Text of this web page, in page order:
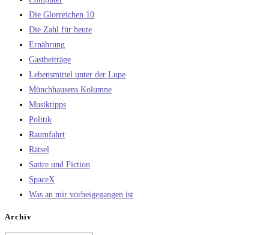
Die Glorreichen 10
Die Zahl für heute
Ernährung
Gastbeiträge
Lebensmittel unter der Lupe
Münchhausens Kolumne
Musiktipps
Politik
Raumfahrt
Rätsel
Satire und Fiction
SpaceX
Was an mir vorbeigegangen ist
Archiv